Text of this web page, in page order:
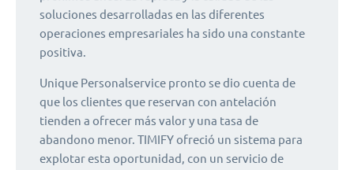
soluciones desarrolladas en las diferentes
operaciones empresariales ha sido una constante
positiva.
Unique Personalservice pronto se dio cuenta de
que los clientes que reservan con antelación
tienden a ofrecer más valor y una tasa de
abandono menor. TIMIFY ofreció un sistema para
explotar esta oportunidad, con un servicio de